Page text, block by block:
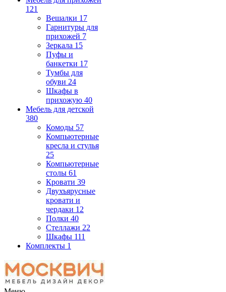
121
Вешалки 17
Гарнитуры для
прихожей 7
Зеркала 15
Пуфы и
банкетки 17
Тумбы для
обуви 24
Шкафы в
прихожую 40
Мебель для детской
380
Комоды 57
Компьютерные
кресла и стулья
25
Компьютерные
столы 61
Кровати 39
Двухъярусные
кровати и
чердаки 12
Полки 40
Стеллажи 22
Шкафы 111
Комплекты 1